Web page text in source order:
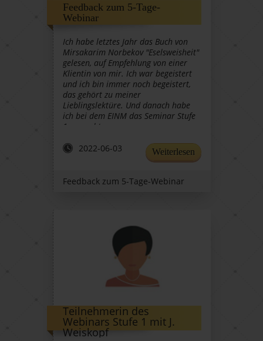
Feedback zum 5-Tage-
Webinar
Ich habe letztes Jahr das Buch von
Mirsakarim Norbekov "Eselsweisheit"
gelesen, auf Empfehlung von einer
Klientin von mir. Ich war begeistert
und ich bin immer noch begeistert,
das gehört zu meiner
Lieblingslektüre. Und danach habe
ich bei dem EINM das Seminar Stufe
1 gemacht.
2022-06-03
Weiterlesen
Feedback zum 5-Tage-Webinar
Teilnehmerin des
Webinars Stufe 1 mit J.
Weiskopf